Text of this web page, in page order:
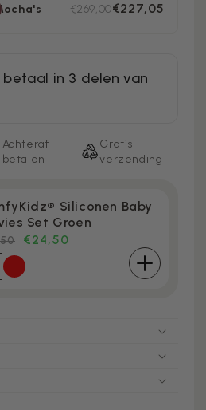
€269,00€227,05
betaal in 3 delen van
Achteraf
betalen
Gratis
verzending
Siliconen Baby
Set Groen
gekozen
€24,50